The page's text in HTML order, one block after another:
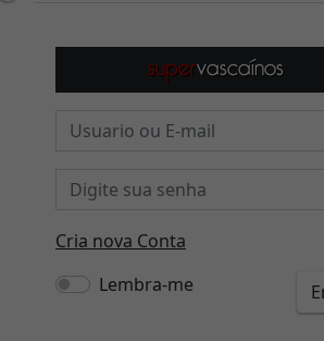
jogador do Vasco; vídeo 🚨
Brenner preocupa a
comissão técnica do
Vasco 🚨